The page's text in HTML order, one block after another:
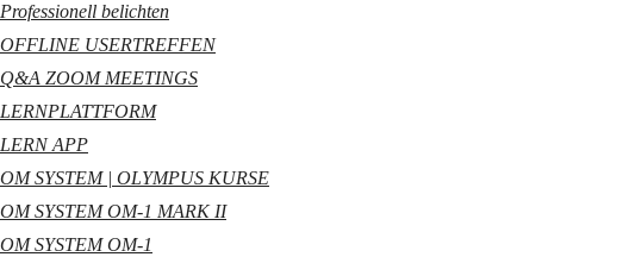
Professionell belichten
OFFLINE USERTREFFEN
Q&A ZOOM MEETINGS
LERNPLATTFORM
LERN APP
OM SYSTEM | OLYMPUS KURSE
OM SYSTEM OM-1 MARK II
OM SYSTEM OM-1